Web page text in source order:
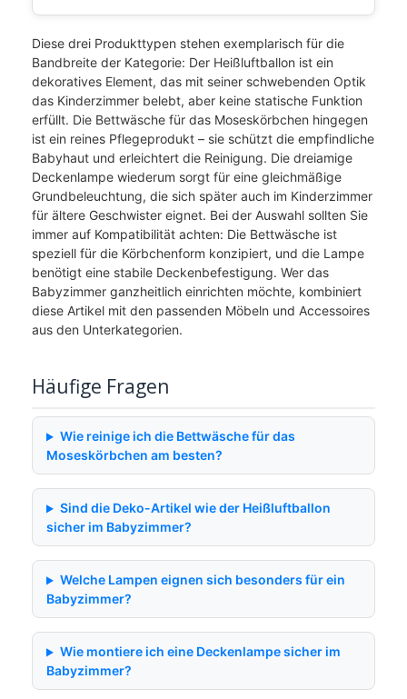
Diese drei Produkttypen stehen exemplarisch für die
Bandbreite der Kategorie: Der Heißluftballon ist ein
dekoratives Element, das mit seiner schwebenden Optik
das Kinderzimmer belebt, aber keine statische Funktion
erfüllt. Die Bettwäsche für das Moseskörbchen hingegen
ist ein reines Pflegeprodukt – sie schützt die empfindliche
Babyhaut und erleichtert die Reinigung. Die dreiamige
Deckenlampe wiederum sorgt für eine gleichmäßige
Grundbeleuchtung, die sich später auch im Kinderzimmer
für ältere Geschwister eignet. Bei der Auswahl sollten Sie
immer auf Kompatibilität achten: Die Bettwäsche ist
speziell für die Körbchenform konzipiert, und die Lampe
benötigt eine stabile Deckenbefestigung. Wer das
Babyzimmer ganzheitlich einrichten möchte, kombiniert
diese Artikel mit den passenden Möbeln und Accessoires
aus den Unterkategorien.
Häufige Fragen
Wie reinige ich die Bettwäsche für das
Moseskörbchen am besten?
Sind die Deko-Artikel wie der Heißluftballon
sicher im Babyzimmer?
Welche Lampen eignen sich besonders für ein
Babyzimmer?
Wie montiere ich eine Deckenlampe sicher im
Babyzimmer?